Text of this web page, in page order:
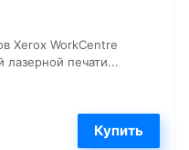
Xerox WorkCentre
печати...